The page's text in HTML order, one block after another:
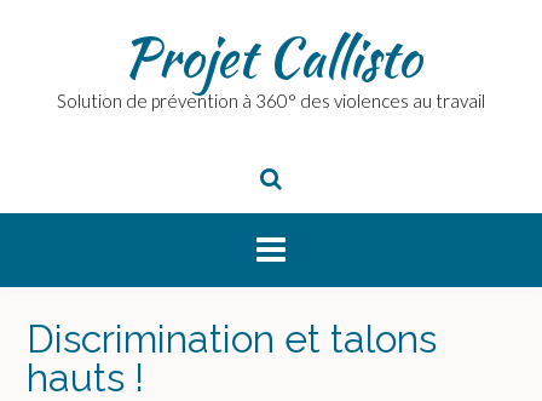
Projet Callisto
Solution de prévention à 360° des violences au travail
Discrimination et talons
hauts !